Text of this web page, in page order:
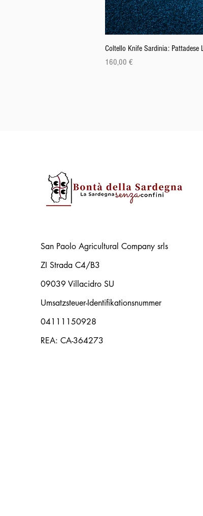
Coltello Knife Sardinia: Pattadese
Preis
160,00 €
San Paolo Agricultural Company srls
ZI Strada C4/B3
09039 Villacidro SU
Umsatzsteuer-Identifikationsnummer
04111150928
REA: CA-364273